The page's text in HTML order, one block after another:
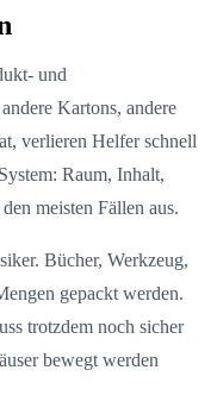
und
Kartons, andere
verlieren Helfer schnell
Raum, Inhalt,
meisten Fällen aus.
Bücher, Werkzeug,
gepackt werden.
trotzdem noch sicher
bewegt werden